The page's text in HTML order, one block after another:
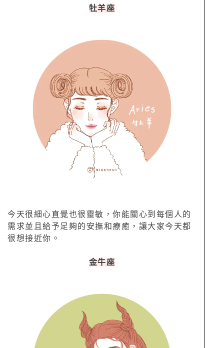
牡羊座
今天很細心直覺也很靈敏，你能關心到每個人的
需求並且給予足夠的安撫和療癒，讓大家今天都
很想接近你。
金牛座